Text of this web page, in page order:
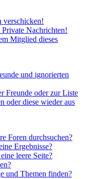
verschicken!
Nachrichten!
Mitglied dieses
und ignorierten
Freunde oder zur Liste
oder diese wieder aus
Foren durchsuchen?
Ergebnisse?
leere Seite?
und Themen finden?